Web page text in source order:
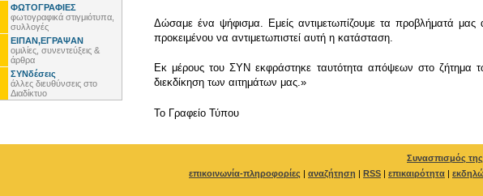
ΦΩΤΟΓΡΑΦΙΕΣ
φωτογραφικά στιγμιότυπα,
συλλογές
ΕΙΠΑΝ,ΕΓΡΑΨΑΝ
ομιλίες, συνεντεύξεις &
άρθρα
ΣΥΝδέσεις
άλλες διευθύνσεις στο
Διαδίκτυο
Δώσαμε ένα ψήφισμα. Εμείς αντιμετωπίζουμε τα προβλήματά
προκειμένου να αντιμετωπιστεί αυτή η κατάσταση.
Εκ μέρους του ΣΥΝ εκφράστηκε ταυτότητα απόψεων στο ζήτημα
διεκδίκηση των αιτημάτων μας.»
To Γραφείο Τύπου
Συνασπισμός της
επικοινωνία-πληροφορίες | αναζήτηση | RSS | επικαιρότητα |